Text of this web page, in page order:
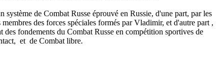
de Combat Russe éprouvé en Russie, d'une part, par les
des forces spéciales formés par Vladimir, et d'autre part ,
fondements du Combat Russe en compétition sportives de
et de Combat libre.